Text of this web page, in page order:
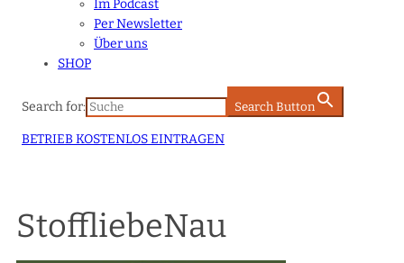
Im Podcast
Per Newsletter
Über uns
SHOP
Search for: Search Button
BETRIEB KOSTENLOS EINTRAGEN
StoffliebeNau